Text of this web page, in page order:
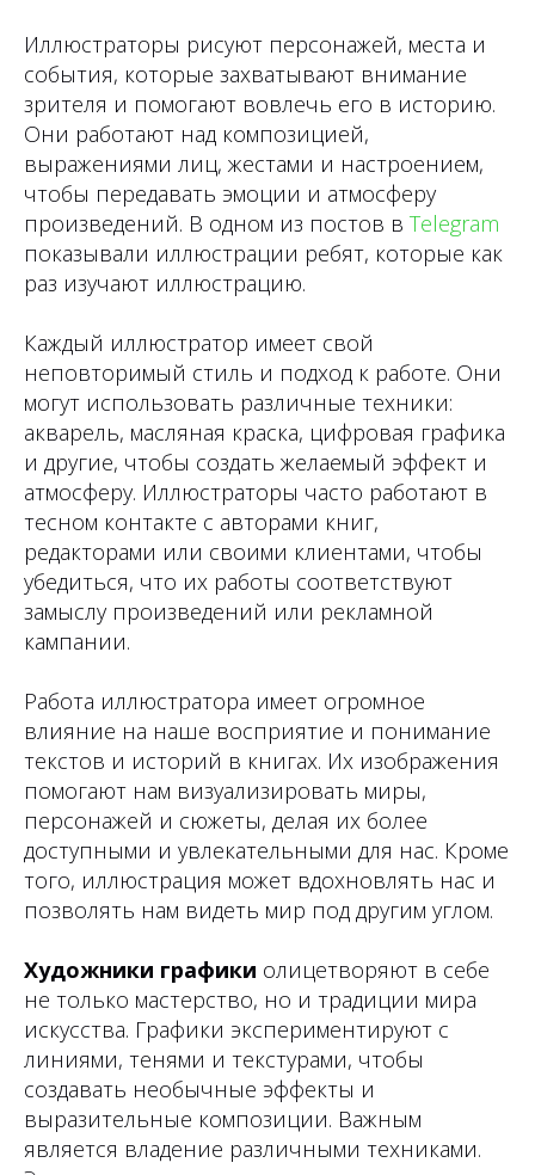
Иллюстраторы рисуют персонажей, места и
события, которые захватывают внимание
зрителя и помогают вовлечь его в историю.
Они работают над композицией,
выражениями лиц, жестами и настроением,
чтобы передавать эмоции и атмосферу
произведений. В одном из постов в Telegram
показывали иллюстрации ребят, которые как
раз изучают иллюстрацию.
Каждый иллюстратор имеет свой
неповторимый стиль и подход к работе. Они
могут использовать различные техники:
акварель, масляная краска, цифровая графика
и другие, чтобы создать желаемый эффект и
атмосферу. Иллюстраторы часто работают в
тесном контакте с авторами книг,
редакторами или своими клиентами, чтобы
убедиться, что их работы соответствуют
замыслу произведений или рекламной
кампании.
Работа иллюстратора имеет огромное
влияние на наше восприятие и понимание
текстов и историй в книгах. Их изображения
помогают нам визуализировать миры,
персонажей и сюжеты, делая их более
доступными и увлекательными для нас. Кроме
того, иллюстрация может вдохновлять нас и
позволять нам видеть мир под другим углом.
Художники графики олицетворяют в себе
не только мастерство, но и традиции мира
искусства. Графики экспериментируют с
линиями, тенями и текстурами, чтобы
создавать необычные эффекты и
выразительные композиции. Важным
является владение различными техниками.